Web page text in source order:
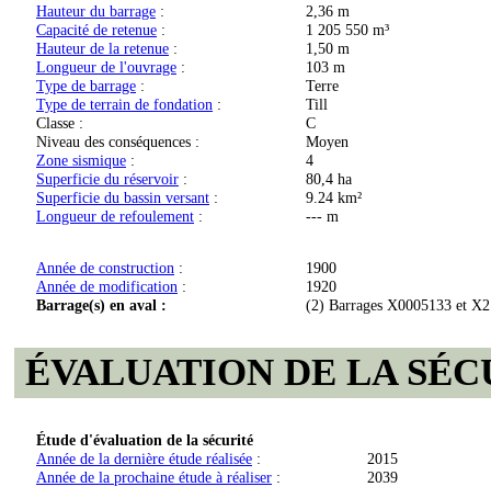
Hauteur du barrage :
2,36 m
Capacité de retenue :
1 205 550 m³
Hauteur de la retenue :
1,50 m
Longueur de l'ouvrage :
103 m
Type de barrage :
Terre
Type de terrain de fondation :
Till
Classe :
C
Niveau des conséquences :
Moyen
Zone sismique :
4
Superficie du réservoir :
80,4 ha
Superficie du bassin versant :
9.24 km²
Longueur de refoulement : --- m
Année de construction :
1900
Année de modification :
1920
Barrage(s) en aval :
(2) Barrages X0005133 et
ÉVALUATION DE LA
Étude d'évaluation de la sécurité
Année de la dernière étude réalisée :
2015
Année de la prochaine étude à réaliser : 2039